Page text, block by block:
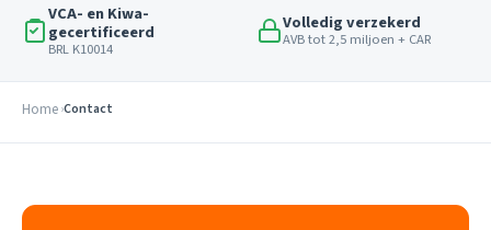
VCA- en Kiwa-
gecertificeerd
BRL K10014
Volledig verzekerd
AVB tot 2,5 miljoen + CAR
Home Contact